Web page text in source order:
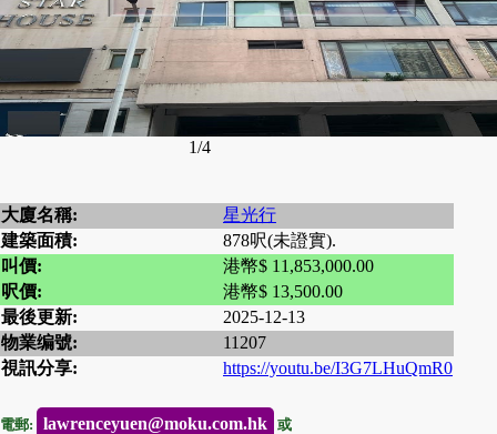
1/4
大廈名稱:
星光行
建築面積:
878呎(未證實).
叫價:
港幣$ 11,853,000.00
呎價:
港幣$ 13,500.00
最後更新:
2025-12-13
物業编號:
11207
視訊分享:
https://youtu.be/I3G7LHuQmR0
電郵: lawrenceyuen@moku.com.hk 或